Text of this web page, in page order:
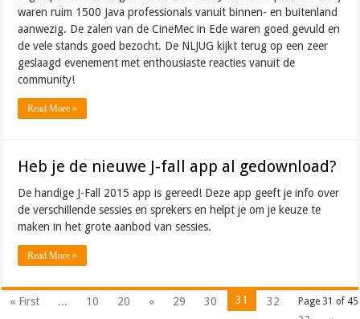
waren ruim 1500 Java professionals vanuit binnen- en buitenland
aanwezig. De zalen van de CineMec in Ede waren goed gevuld en
de vele stands goed bezocht. De NLJUG kijkt terug op een zeer
geslaagd evenement met enthousiaste reacties vanuit de
community!
Read More »
Heb je de nieuwe J-fall app al gedownload?
De handige J-Fall 2015 app is gereed! Deze app geeft je info over
de verschillende sessies en sprekers en helpt je om je keuze te
maken in het grote aanbod van sessies.
Read More »
Page 31 of 45
« First ... 10 20 « 29 30 31
32